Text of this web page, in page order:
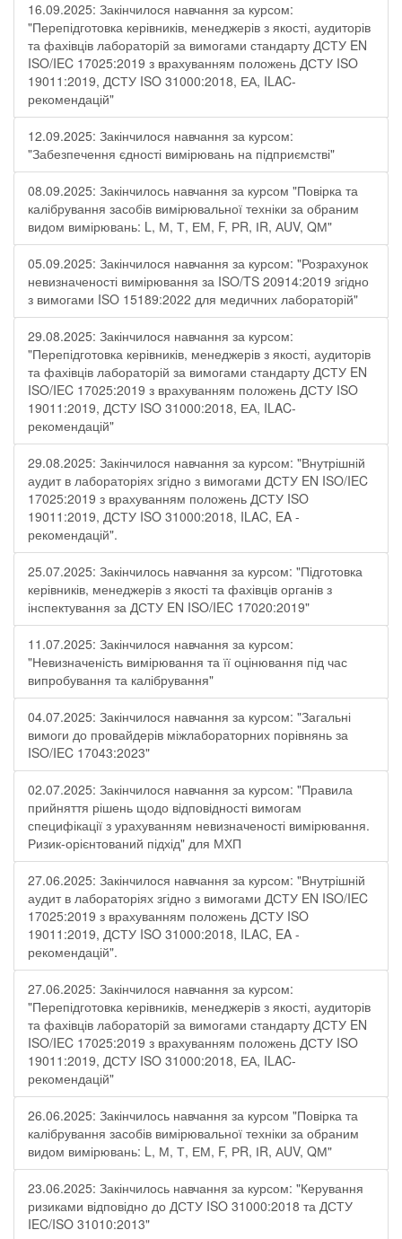
16.09.2025: Закінчилося навчання за курсом:
"Перепідготовка керівників, менеджерів з якості, аудиторів
та фахівців лабораторій за вимогами стандарту ДСТУ EN
ISO/IEC 17025:2019 з врахуванням положень ДСТУ ISO
19011:2019, ДСТУ ISO 31000:2018, ЕА, ILAC-
рекомендацій"
12.09.2025: Закінчилося навчання за курсом:
"Забезпечення єдності вимірювань на підприємстві"
08.09.2025: Закінчилось навчання за курсом "Повірка та
калібрування засобів вимірювальної техніки за обраним
видом вимірювань: L, М, Т, ЕМ, F, РR, ІR, АUV, QМ"
05.09.2025: Закінчилося навчання за курсом: "Розрахунок
невизначеності вимірювання за ISO/TS 20914:2019 згідно
з вимогами ISO 15189:2022 для медичних лабораторій"
29.08.2025: Закінчилося навчання за курсом:
"Перепідготовка керівників, менеджерів з якості, аудиторів
та фахівців лабораторій за вимогами стандарту ДСТУ EN
ISO/IEC 17025:2019 з врахуванням положень ДСТУ ISO
19011:2019, ДСТУ ISO 31000:2018, ЕА, ILAC-
рекомендацій"
29.08.2025: Закінчилося навчання за курсом: "Внутрішній
аудит в лабораторіях згідно з вимогами ДСТУ EN ISO/IEC
17025:2019 з врахуванням положень ДСТУ ISO
19011:2019, ДСТУ ISO 31000:2018, ILAC, EA -
рекомендацій".
25.07.2025: Закінчилось навчання за курсом: "Підготовка
керівників, менеджерів з якості та фахівців органів з
інспектування за ДСТУ EN ISO/IEC 17020:2019"
11.07.2025: Закінчилося навчання за курсом:
"Невизначеність вимірювання та її оцінювання під час
випробування та калібрування"
04.07.2025: Закінчилося навчання за курсом: "Загальні
вимоги до провайдерів міжлабораторних порівнянь за
ISO/IEC 17043:2023"
02.07.2025: Закінчилося навчання за курсом: "Правила
прийняття рішень щодо відповідності вимогам
специфікації з урахуванням невизначеності вимірювання.
Ризик-орієнтований підхід" для МХП
27.06.2025: Закінчилося навчання за курсом: "Внутрішній
аудит в лабораторіях згідно з вимогами ДСТУ EN ISO/IEC
17025:2019 з врахуванням положень ДСТУ ISO
19011:2019, ДСТУ ISO 31000:2018, ILAC, EA -
рекомендацій".
27.06.2025: Закінчилося навчання за курсом:
"Перепідготовка керівників, менеджерів з якості, аудиторів
та фахівців лабораторій за вимогами стандарту ДСТУ EN
ISO/IEC 17025:2019 з врахуванням положень ДСТУ ISO
19011:2019, ДСТУ ISO 31000:2018, ЕА, ILAC-
рекомендацій"
26.06.2025: Закінчилось навчання за курсом "Повірка та
калібрування засобів вимірювальної техніки за обраним
видом вимірювань: L, М, Т, ЕМ, F, РR, ІR, АUV, QМ"
23.06.2025: Закінчилось навчання за курсом: "Керування
ризиками відповідно до ДСТУ ISO 31000:2018 та ДСТУ
IEC/ISO 31010:2013"